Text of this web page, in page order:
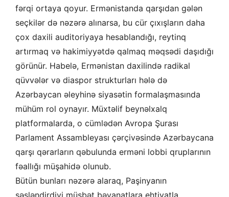
fərqi ortaya qoyur. Ermənistanda qarşıdan gələn
seçkilər də nəzərə alınarsa, bu cür çıxışların daha
çox daxili auditoriyaya hesablandığı, reytinq
artırmaq və hakimiyyətdə qalmaq məqsədi daşıdığı
görünür. Habelə, Ermənistan daxilində radikal
qüvvələr və diaspor strukturları hələ də
Azərbaycan əleyhinə siyasətin formalaşmasında
mühüm rol oynayır. Müxtəlif beynəlxalq
platformalarda, o cümlədən Avropa Şurası
Parlament Assambleyası çərçivəsində Azərbaycana
qarşı qərarların qəbulunda erməni lobbi qruplarının
fəallığı müşahidə olunub.
Bütün bunları nəzərə alaraq, Paşinyanın